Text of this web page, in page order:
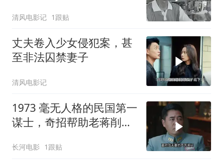
清风电影记 1跟贴
丈夫卷入少女侵犯案，甚
至非法囚禁妻子
清风电影记
1973 毫无人格的民国第一
谋士，奇招帮助老蒋削
长河电影 1跟贴